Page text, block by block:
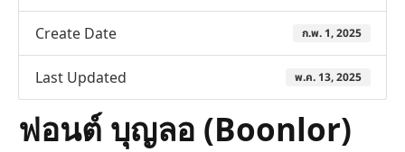
Create Date ก.พ. 1, 2025
Last Updated พ.ค. 13, 2025
ฟอนต์ บุญลอ (Boonlor)